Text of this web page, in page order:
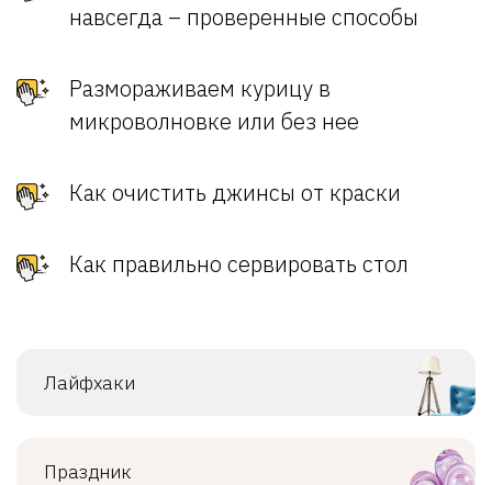
навсегда – проверенные способы
Размораживаем курицу в
микроволновке или без нее
Как очистить джинсы от краски
Как правильно сервировать стол
Лайфхаки
Праздник